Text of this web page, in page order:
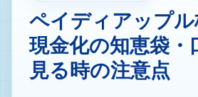
ペイディアップ
現金化の知恵袋・
見る時の注意点